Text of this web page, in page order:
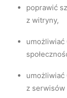
poprawić
z witryny,
umożliwiać
z